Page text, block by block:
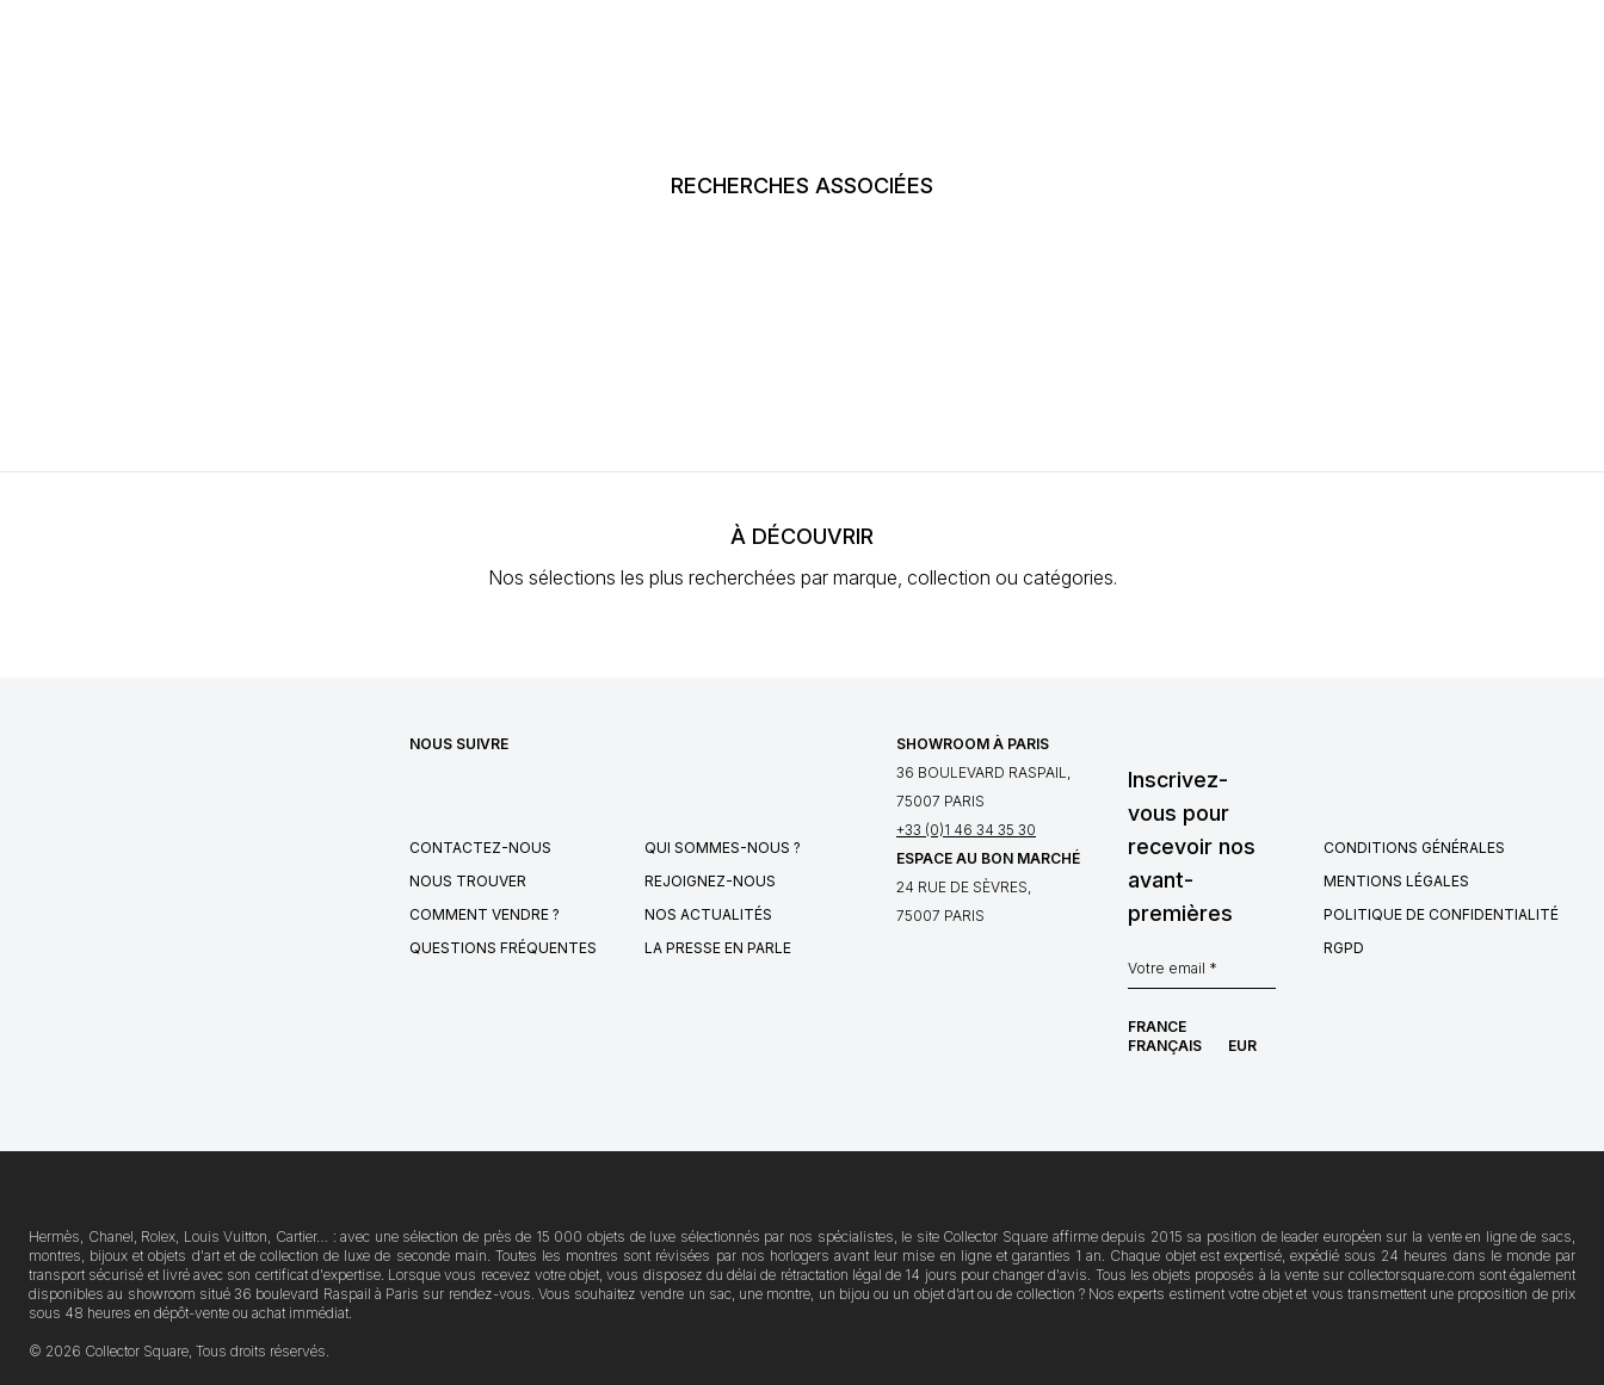
RECHERCHES ASSOCIÉES
À DÉCOUVRIR
Nos sélections les plus recherchées par marque, collection ou catégories.
Inscrivez-
vous pour
recevoir nos
avant-
premières
NOUS SUIVRE
CONTACTEZ-NOUS
NOUS TROUVER
COMMENT VENDRE ?
QUESTIONS FRÉQUENTES
QUI SOMMES-NOUS ?
REJOIGNEZ-NOUS
NOS ACTUALITÉS
LA PRESSE EN PARLE
CONDITIONS GÉNÉRALES
MENTIONS LÉGALES
POLITIQUE DE CONFIDENTIALITÉ
RGPD
SHOWROOM À PARIS
36 BOULEVARD RASPAIL,
75007 PARIS
+33 (0)1 46 34 35 30
ESPACE AU BON MARCHÉ
24 RUE DE SÈVRES,
75007 PARIS
FRANCE
FRANÇAIS
EUR
Hermès, Chanel, Rolex, Louis Vuitton, Cartier… : avec une sélection de près de 15 000 objets de luxe sélectionnés par nos spécialistes, le site Collector Square affirme depuis 2015 sa position de leader européen sur la vente en ligne de sacs,
montres, bijoux et objets d'art et de collection de luxe de seconde main. Toutes les montres sont révisées par nos horlogers avant leur mise en ligne et garanties 1 an. Chaque objet est expertisé, expédié sous 24 heures dans le monde par
transport sécurisé et livré avec son certificat d'expertise. Lorsque vous recevez votre objet, vous disposez du délai de rétractation légal de 14 jours pour changer d'avis. Tous les objets proposés à la vente sur collectorsquare.com sont également
disponibles au showroom situé 36 boulevard Raspail à Paris sur rendez-vous. Vous souhaitez vendre un sac, une montre, un bijou ou un objet d’art ou de collection ? Nos experts estiment votre objet et vous transmettent une proposition de prix
sous 48 heures en dépôt-vente ou achat immédiat.
© 2026 Collector Square, Tous droits réservés.